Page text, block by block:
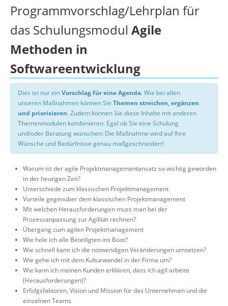
Programmvorschlag/Lehrplan für
das Schulungsmodul Agile
Methoden in
Softwareentwicklung
Dies ist nur einVorschlag für eine Agenda. Wie bei allen
unseren Maßnahmen können Sie Themen streichen, ergänzen
und priorisieren. Zudem können Sie diese Inhalte mit anderen
Themenmodulen kombinieren. Egal ob Sie eine Schulung
und/oder Beratung wünschen: Die Maßnahme wird auf Ihre
Wünsche und Bedürfnisse genau maßgeschneidert!
Warum ist der agile Projektmanagementansatz so wichtig geworden
in der heutigen Zeit?
Unterschiede zum klassischen Projektmanagement
Vorteile gegenüber dem klassischen Projektmanagement
Mit welchen Herausforderungen muss man bei der
Prozessanpassung zur Agilität rechnen?
Übergang zum agilen Projektmanagement
Wie hole ich alle Beteiligten ins Boot?
Wie schnell kann ich die notwendigen Veränderungen umsetzen?
Wie gehe ich mit dem Kulturwandel in der Firma um?
Wie kann ich meinen Kunden erklären, dass ich agil arbeite
(Herausforderungen)?
Erfolgsfaktoren, Vision und Mission für das Unternehmen und die
einzelnen Teams